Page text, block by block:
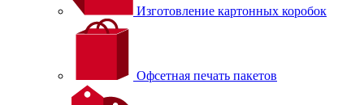
Изготовление картонных коробок
Офсетная печать пакетов